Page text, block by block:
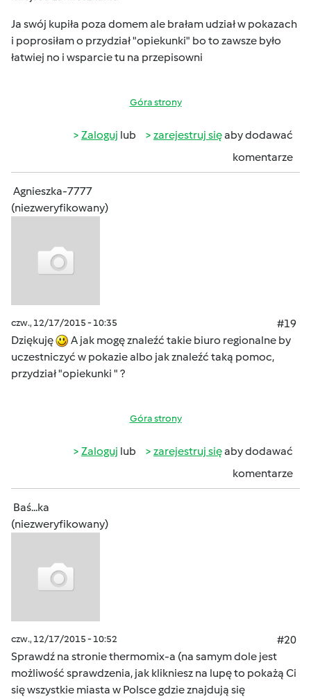
Ja swój kupiła poza domem ale brałam udział w pokazach
i poprosiłam o przydział "opiekunki" bo to zawsze było
łatwiej no i wsparcie tu na przepisowni
Góra strony
Zaloguj lub zarejestruj sięaby dodawać
komentarze
Agnieszka-7777
(niezweryfikowany)
czw., 12/17/2015 - 10:35
#19
Dziękuję
A jak mogę znaleźć takie biuro regionalne by
uczestniczyć w pokazie albo jak znaleźć taką pomoc,
przydział "opiekunki " ?
Góra strony
Zaloguj lub zarejestruj sięaby dodawać
komentarze
Baś...ka
(niezweryfikowany)
czw., 12/17/2015 - 10:52
#20
Sprawdź na stronie thermomix-a (na samym dole jest
możliwość sprawdzenia, jak klikniesz na lupę to pokażą Ci
się wszystkie miasta w Polsce gdzie znajdują się